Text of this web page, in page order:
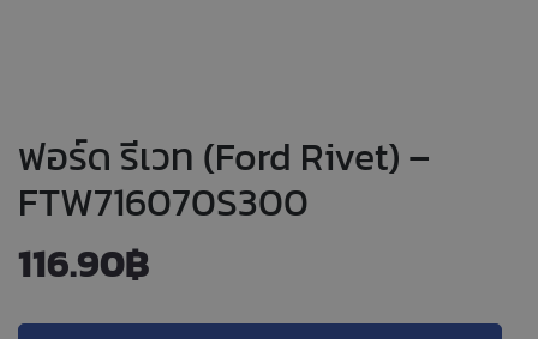
ฟอร์ด รีเวท (Ford Rivet) –
FTW716070S300
116.90฿